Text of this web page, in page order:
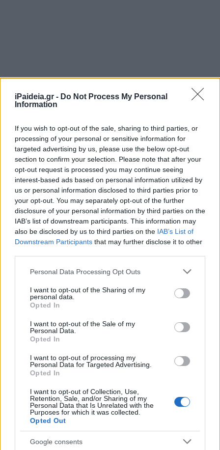
iPaideia.gr - Do Not Process My Personal
Information
If you wish to opt-out of the sale, sharing to third parties, or
processing of your personal or sensitive information for
targeted advertising by us, please use the below opt-out
section to confirm your selection. Please note that after your
opt-out request is processed you may continue seeing
interest-based ads based on personal information utilized by
us or personal information disclosed to third parties prior to
your opt-out. You may separately opt-out of the further
disclosure of your personal information by third parties on the
IAB’s list of downstream participants. This information may
also be disclosed by us to third parties on the IAB’s List of
Downstream Participants that may further disclose it to other
Please note that this website/app uses one or more Google
not limited to your visit or usage behaviour. You may click to
grant or deny consent to Google and its third-party tags to
use your data for below specified purposes in below Google
consent section.
Personal Data Processing Opt Outs
I want to opt-out of the Sharing of my
personal data.
Opted In
I want to opt-out of the Sale of my
Personal Data.
Opted In
I want to opt-out of processing my
Personal Data for Targeted Advertising.
Opted In
I want to opt-out of Collection, Use,
Retention, Sale, and/or Sharing of my
Personal Data that Is Unrelated with the
Purposes for which it was collected.
Opted Out
Google consents